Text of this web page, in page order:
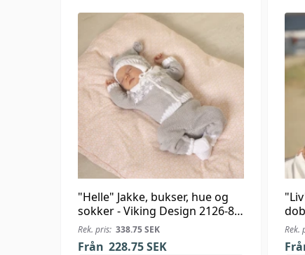
"Helle" Jakke, bukser, hue og
sokker - Viking Design 2126-8
Kit - 1-24 Mdr. - Viking Bambino
Rek. pris: 338.75SEK
Från 228.75SEK
Rek.